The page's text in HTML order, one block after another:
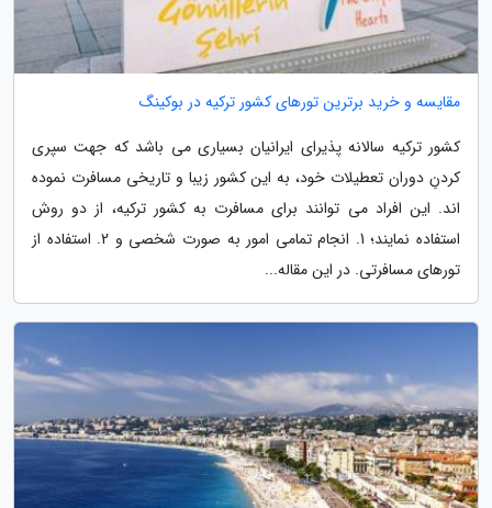
مقایسه و خرید برترین تورهای کشور ترکیه در بوکینگ
کشور ترکیه سالانه پذیرای ایرانیان بسیاری می باشد که جهت سپری
کردنِ دوران تعطیلات خود، به این کشور زیبا و تاریخی مسافرت نموده
اند. این افراد می توانند برای مسافرت به کشور ترکیه، از دو روش
استفاده نمایند؛ 1. انجام تمامی امور به صورت شخصی و 2. استفاده از
تورهای مسافرتی. در این مقاله...